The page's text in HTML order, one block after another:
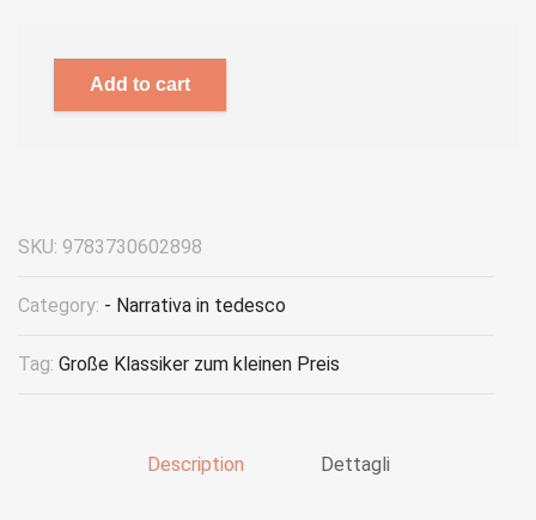
Add to cart
SKU: 9783730602898
Category: - Narrativa in tedesco
Tag: Große Klassiker zum kleinen Preis
Description Dettagli